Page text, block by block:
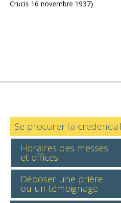
Crucis 16 novembre 1937)
Se procurer la credencial
Horaires des messes
et offices
Déposer une prière
ou un témoignage